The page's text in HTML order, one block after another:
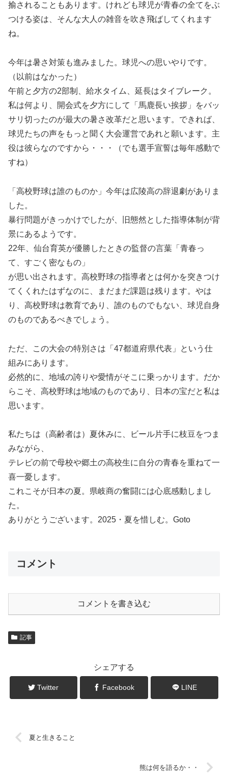
揄されることもあります。けれども球児が青春の全てをぶ
つける姿は、そんな大人の雑音を吹き飛ばしてくれます
ね。
今年は暑さ対策も進みました。球児への思いやりです。
（以前はなかった）
午前と夕方の2部制、給水タイム、延長はタイブレーク。
私は何より、開会式を夕方にして「馬鹿長い挨拶」をバッ
サリ切ったのが最大の暑さ改革だと思います。できれば、
球児たちの声をもっと聞く大会運営であれと願います。主
役は彼らなのですから・・・（でも選手宣誓は毎年感動で
すね）
「高校野球は誰のものか」今年は広陵高の辞退劇がありま
した。
暴行問題がきっかけでしたが、旧態然とした指導体制が背
景にあるようです。
22年、仙台育英が優勝したときの監督の言葉「青春っ
て、すごく密なもの」
が思い出されます。高校野球の指導者とは何かを突きつけ
てくくれたはずなのに、まだまだ課題は残ります。やは
り、高校野球は教育であり、誰のものでもない、球児自身
のものであるべきでしょう。
ただ、この大会の特別さは「47都道府県代表」という仕
組みにあります。
必然的に、地域の誇りや愛情がそこに乗っかります。だか
らこそ、高校野球は地域のものであり、日本の宝だと私は
思います。
私たちは（高齢者は）夏休みに、ビール片手に枝豆をつま
みながら、
テレビの前で母校や郷土の高校生に自分の青春を重ねて一
喜一憂します。
これこそが日本の夏。県岐商の奮闘には心底感動しまし
た。
ありがとうございます。2025・夏を惜しむ。Goto
コメント
コメントを書き込む
記事
シェアする
Twitter Facebook LINE
夏と生きること
熊は何を語るか・・